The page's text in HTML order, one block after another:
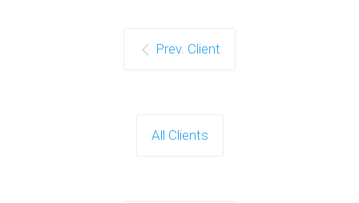
Prev. Client
All Clients